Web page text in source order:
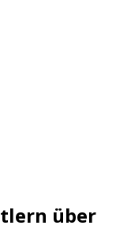
über